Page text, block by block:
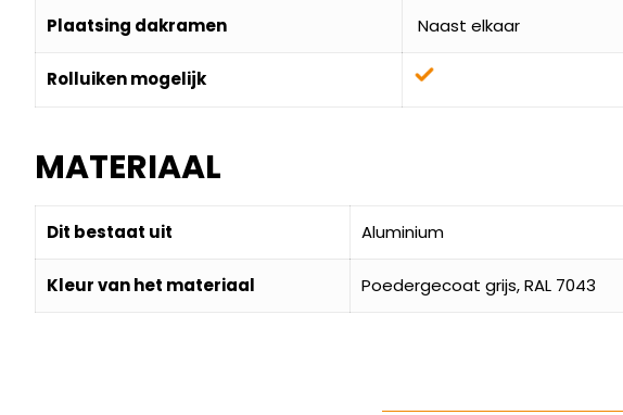
Plaatsing dakramen Naast elkaar
Rolluiken mogelijk
MATERIAAL
Dit bestaat uit Aluminium
Kleur van het materiaal Poedergecoat grijs, RAL 7043